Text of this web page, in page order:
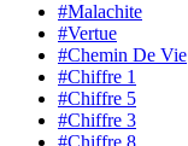
#Malachite
#Vertue
#Chemin De Vie
#Chiffre 1
#Chiffre 5
#Chiffre 3
#Chiffre 8